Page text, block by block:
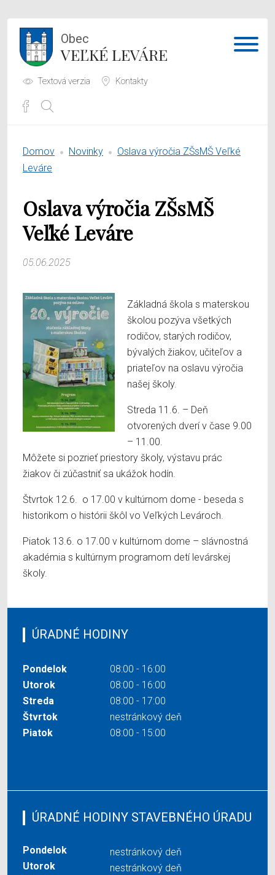
Obec
VEĽKÉ LEVÁRE
Textová verzia Kontakty
Samospráva
Domov Novinky
Oslava výročia ZŠsMŠ Veľké
Leváre
Oslava výročia ZŠsMŠ
Veľké Leváre
05.06.2025
Základná škola s materskou
školou pozýva všetkých
rodičov, starých rodičov,
bývalých žiakov, učiteľov a
priateľov na oslavu výročia
našej školy.
Streda 11.6. – Deň
otvorených dverí v čase 9.00
– 11.00.
Môžete si pozrieť priestory školy, výstavu prác
žiakov či zúčastniť sa ukážok hodín.
Štvrtok 12.6. o 17.00 v kultúrnom dome - beseda s
historikom o histórii škôl vo Veľkých Levároch.
Piatok 13.6. o 17.00 v kultúrnom dome – slávnostná
akadémia s kultúrnym programom detí levárskej
školy.
ÚRADNÉ HODINY
Pondelok
08:00 - 16:00
Utorok
08:00 - 16:00
Streda
08:00 - 17:00
Štvrtok
nestránkový deň
Piatok
08:00 - 15:00
ÚRADNÉ HODINY STAVEBNÉHO ÚRADU
Pondelok
nestránkový deň
Utorok
nestránkový deň